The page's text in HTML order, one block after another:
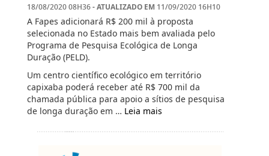
18/08/2020 08H36- ATUALIZADO EM 11/09/2020 16H10
A Fapes adicionará R$ 200 mil à proposta
selecionada no Estado mais bem avaliada pelo
Programa de Pesquisa Ecológica de Longa
Duração (PELD).
Um centro científico ecológico em território
capixaba poderá receber até R$ 700 mil da
chamada pública para apoio a sítios de pesquisa
de longa duração em … Leia mais